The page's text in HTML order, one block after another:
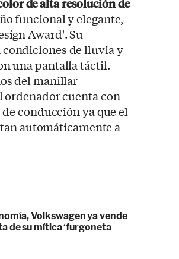
funcional y elegante,
Award'. Su
condiciones de lluvia y
una pantalla táctil.
del manillar
cuenta con
conducción ya que el
automáticamente a
Volkswagen ya vende
de su mítica ‘furgoneta